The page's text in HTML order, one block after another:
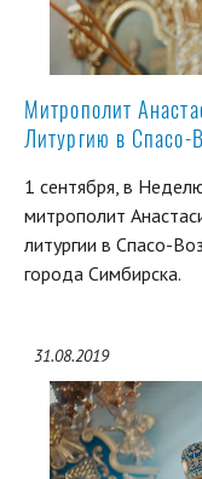
Митрополит
Литургию в Спасо-
1 сентября, в
митрополит
литургии в Спасо-
города Симбирска.
31.08.2019